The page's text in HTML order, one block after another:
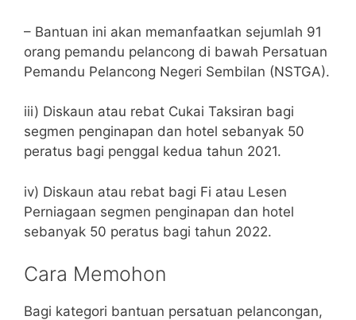
– Bantuan ini akan memanfaatkan sejumlah 91
orang pemandu pelancong di bawah Persatuan
Pemandu Pelancong Negeri Sembilan (NSTGA).
iii) Diskaun atau rebat Cukai Taksiran bagi
segmen penginapan dan hotel sebanyak 50
peratus bagi penggal kedua tahun 2021.
iv) Diskaun atau rebat bagi Fi atau Lesen
Perniagaan segmen penginapan dan hotel
sebanyak 50 peratus bagi tahun 2022.
Cara Memohon
Bagi kategori bantuan persatuan pelancongan,